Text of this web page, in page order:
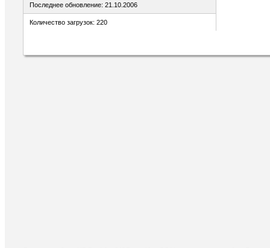
Последнее обновление: 21.10.2006
Количество загрузок: 220